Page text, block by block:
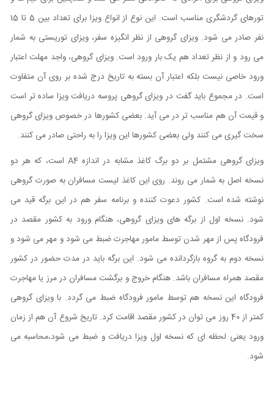
تورهای گردشگری مناسب است. این نوع از انواع ویزا برای تعداد بین 5 تا 15
نفر صادر می شود. ویزای گروهی از نظر انگیزه سفر، ویزای توریستی به شمار
می رود و از نظر تعداد هم یک بار ورود است. ویزای گروهی، واجد مهلت اعتبار
ورود خاصی نیست بلکه اعتبار آن بسته به تاریخ درج شده بر روی آن متفاوت
است. در مجموع باید گفت در ویزای گروهی پروسه دریافت ویزا ساده تر است
و قیمت آن هم مناسب تر در می آید. بعضی کشورها در خصوص ویزای گروهی
سخت گیری می کنند ولی بعضی کشورها این ویزا را به راحتی صادر می کنند.
ویزای گروهی مشتمل بر دو برگ کاغذ مشابه در اندازه A4 است، که هر دو
نسخه اصل به شمار می روند. روی این کاغذ لیست مسافران به صورت گروهی
نوشته شده است. کشور دعوت کننده و برنامه سفر هم در این برگه قید می
شود. نسخه اول از برگه های ویزای گروهی، هنگام ورود به کشور مقصد در
فرودگاه پس از مهر شدن توسط مامور مهاجرت ضبط می شود و مهر می شود و
نسخه دوم به گروه بازگردانده می شود. این برگه باید در مدت حضور در کشور
مقصد همراه مسافران باشد. هنگام خروج و برگشت مسافران در مرز یا مهاجرت
فرودگاه این نسخه هم توسط مامور فرودگاه ضبط می گردد. با ویزای گروهی
کمتر از 40 روز می توان در کشور مقصد اقامت کرد. تاریخ شروع آن هم از زمان
ورود یعنی لحظه ای که نسخه اول ویزا دریافت و ضبط می شود،محاسبه می
شود.